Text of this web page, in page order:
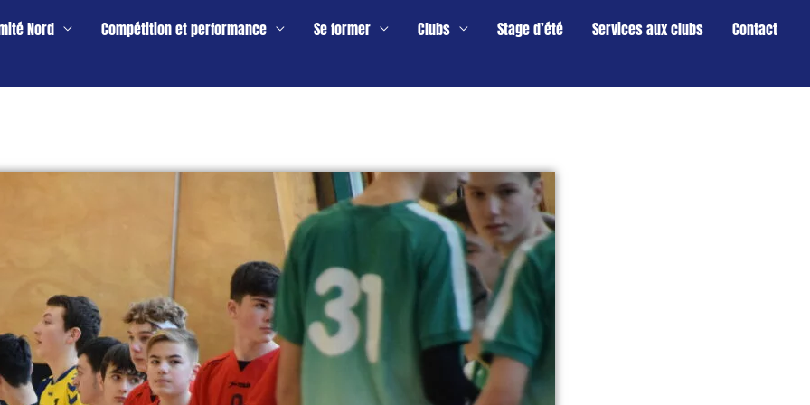
Nord Compétition et performance Se former Clubs Stage d’été Services aux clubs
Contact